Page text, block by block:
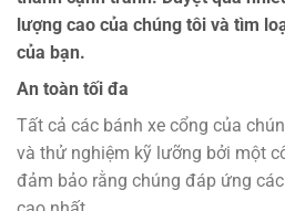
lượng cao của chúng tôi và tìm
của bạn.
An toàn tối đa
Tất cả các bánh xe cổng của
và thử nghiệm kỹ lưỡng bởi một
đảm bảo rằng chúng đáp ứng